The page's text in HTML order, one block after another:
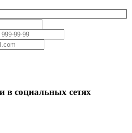
в социальных сетях